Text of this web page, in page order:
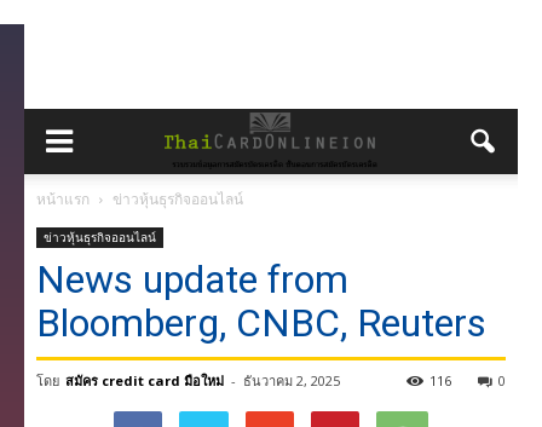
หน้าแรก ข่าวหุ้นธุรกิจออนไลน์
ข่าวหุ้นธุรกิจออนไลน์
News update from
Bloomberg, CNBC, Reuters
โดย สมัคร credit card มือใหม่ - ธันวาคม 2, 2025 0
116